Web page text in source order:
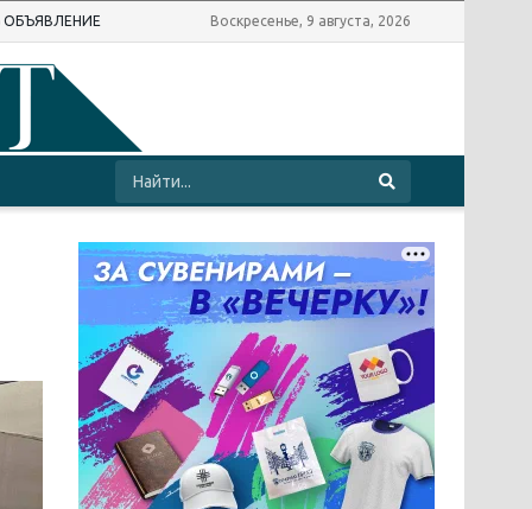
ОБЪЯВЛЕНИЕ Воскресенье, 9 августа, 2026